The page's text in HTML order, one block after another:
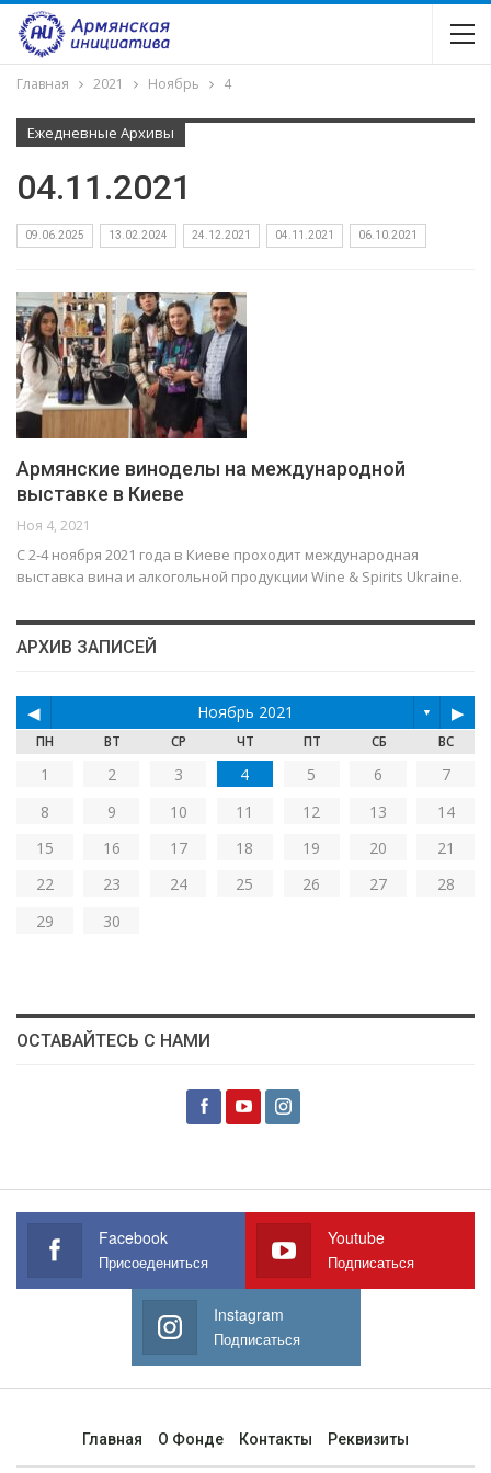
Главная 2021 Ноябрь 4
Ежедневные Архивы
04.11.2021
09.06.2025 13.02.2024 24.12.2021 04.11.2021 06.10.2021
Армянские виноделы на международной
выставке в Киеве
Ноя 4, 2021
С 2-4 ноября 2021 года в Киеве проходит международная
выставка вина и алкогольной продукции Wine & Spirits Ukraine.
АРХИВ ЗАПИСЕЙ
◀ Ноябрь 2021 ▼ ▶
ПН ВТ СР ЧТ ПТ СБ ВС
1 2 3 4 5 6
7
8
9 10 11 12 13
14
15
16 17 18 19 20
21
22
23 24 25 26 27
28
29
30
ОСТАВАЙТЕСЬ С НАМИ
Facebook
Присоедениться
Youtube
Подписаться
Instagram
Подписаться
Главная О Фонде Контакты Реквизиты